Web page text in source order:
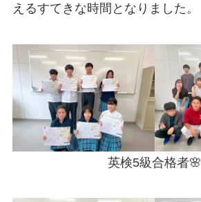
えるすてきな時間となりました。
英検5級合格者🌸